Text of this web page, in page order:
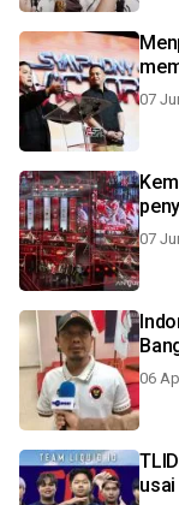
07
07
06